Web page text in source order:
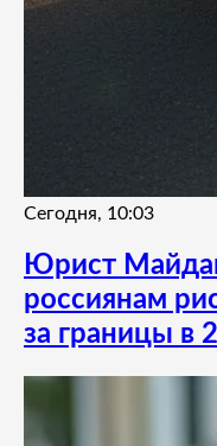
Сегодня, 10:03
Юрист
россиянам
за границы в